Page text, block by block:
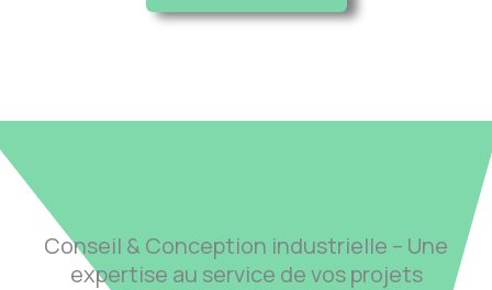
Conseil & Conception industrielle – Une
expertise au service de vos projets